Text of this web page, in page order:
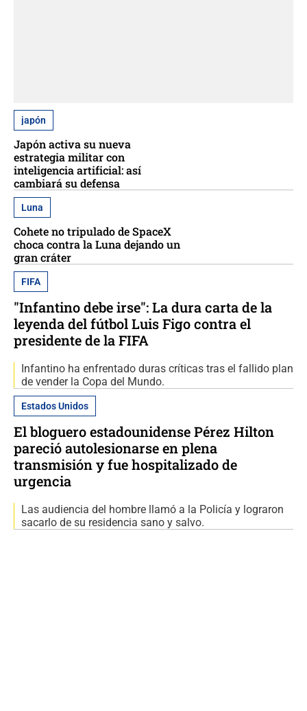
japón
Japón activa su nueva
estrategia militar con
inteligencia artificial: así
cambiará su defensa
Luna
Cohete no tripulado de SpaceX
choca contra la Luna dejando un
gran cráter
FIFA
"Infantino debe irse": La dura carta de la
leyenda del fútbol Luis Figo contra el
presidente de la FIFA
Infantino ha enfrentado duras críticas tras el fallido plan
de vender la Copa del Mundo.
Estados Unidos
El bloguero estadounidense Pérez Hilton
pareció autolesionarse en plena
transmisión y fue hospitalizado de
urgencia
Las audiencia del hombre llamó a la Policía y lograron
sacarlo de su residencia sano y salvo.